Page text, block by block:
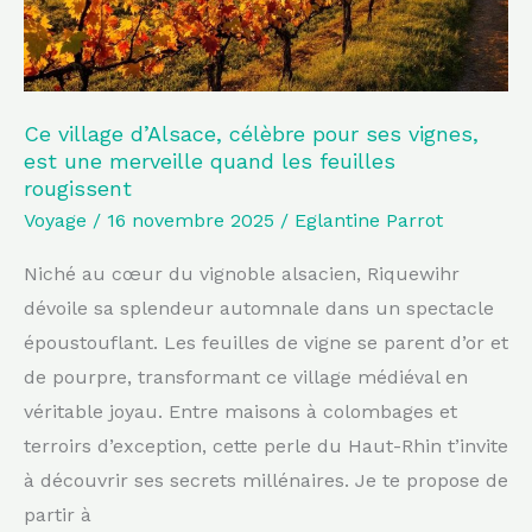
Ce village d’Alsace, célèbre pour ses vignes,
est une merveille quand les feuilles
rougissent
Voyage / 16 novembre 2025 / Eglantine Parrot
Niché au cœur du vignoble alsacien, Riquewihr
dévoile sa splendeur automnale dans un spectacle
époustouflant. Les feuilles de vigne se parent d’or et
de pourpre, transformant ce village médiéval en
véritable joyau. Entre maisons à colombages et
terroirs d’exception, cette perle du Haut-Rhin t’invite
à découvrir ses secrets millénaires. Je te propose de
partir à
est
une
merveille
quand
les
feuilles
rougissent